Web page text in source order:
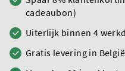
cadeaubon)
Uiterlijk binnen 4
Gratis levering in